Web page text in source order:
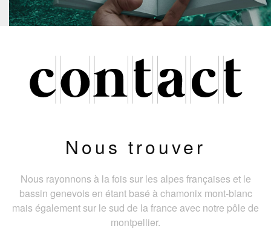
Nous trouver
Nous rayonnons à la fois sur les alpes françaises et le
bassin genevois en étant basé à chamonix mont-blanc
mais également sur le sud de la france avec notre pôle de
montpellier.